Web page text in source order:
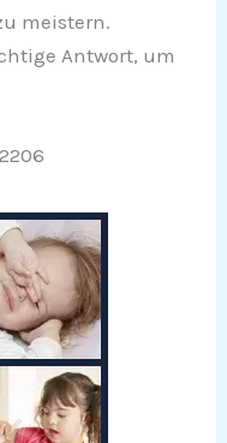
meistern.
Antwort, um